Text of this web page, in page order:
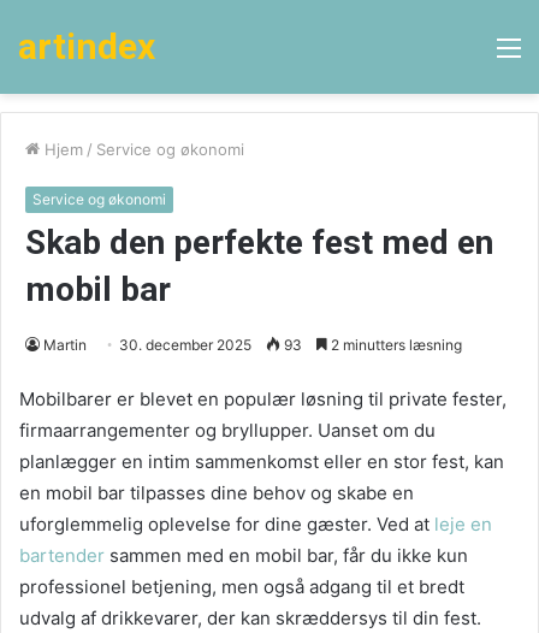
artindex
Hjem / Service og økonomi
Service og økonomi
Skab den perfekte fest med en
mobil bar
Martin 30. december 2025 93 2 minutters læsning
Mobilbarer er blevet en populær løsning til private fester,
firmaarrangementer og bryllupper. Uanset om du
planlægger en intim sammenkomst eller en stor fest, kan
en mobil bar tilpasses dine behov og skabe en
uforglemmelig oplevelse for dine gæster. Ved at leje en
bartender sammen med en mobil bar, får du ikke kun
professionel betjening, men også adgang til et bredt
udvalg af drikkevarer, der kan skræddersys til din fest.